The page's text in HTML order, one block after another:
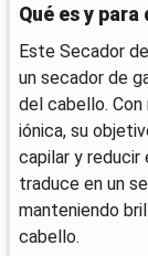
Qué es y para
Este Secador
un secador de
del cabello.
iónica, su
capilar y reducir
traduce en un
manteniendo
cabello.